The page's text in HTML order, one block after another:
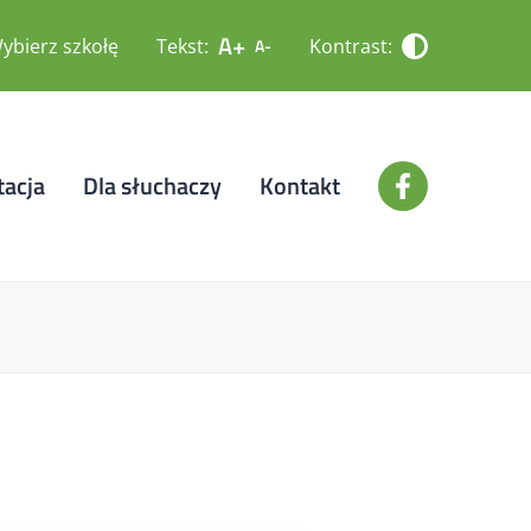
szkołę Tekst: A+ A- Kontrast:
Dla słuchaczy Kontakt